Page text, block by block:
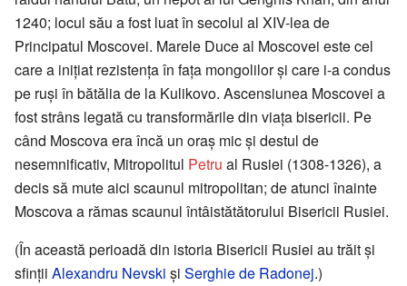
1240; locul său a fost luat în secolul al XIV-lea de
Principatul Moscovei. Marele Duce al Moscovei este cel
care a iniţiat rezistenţa în faţa mongolilor şi care i-a condus
pe ruşi în bătălia de la Kulikovo. Ascensiunea Moscovei a
fost strâns legată cu transformările din viaţa bisericii. Pe
când Moscova era încă un oraş mic şi destul de
nesemnificativ, Mitropolitul Petru al Rusiei (1308-1326), a
decis să mute aici scaunul mitropolitan; de atunci înainte
Moscova a rămas scaunul întâistătătorului Bisericii Rusiei.
(În această perioadă din istoria Bisericii Rusiei au trăit şi
sfinţii Alexandru Nevski şi Serghie de Radonej.)